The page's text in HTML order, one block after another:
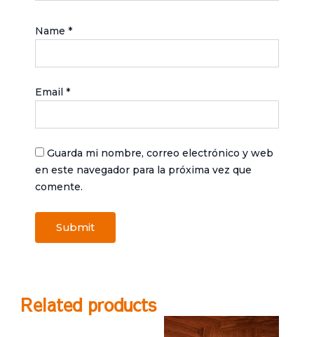
Name *
Email *
Guarda mi nombre, correo electrónico y web
en este navegador para la próxima vez que
comente.
Related products